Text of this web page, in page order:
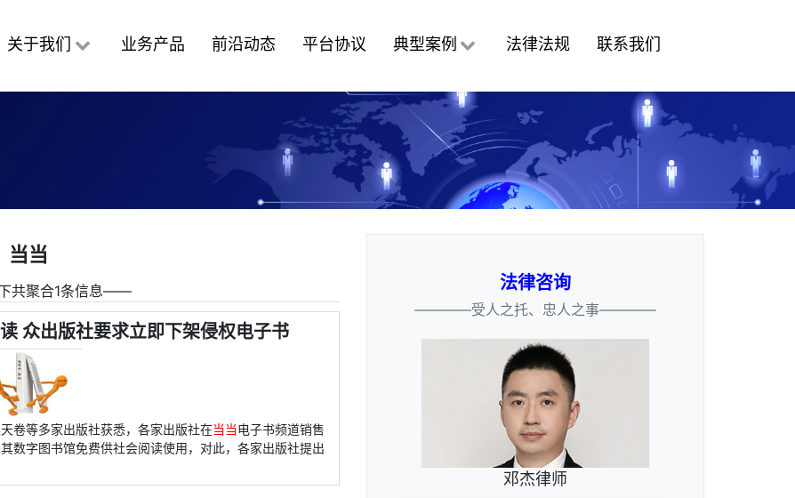
关于我们 业务产品 前沿动态 平台协议 典型案例 法律法规 联系我们
当当
共聚合1条信息――
众出版社要求立即下架侵权电子书
卷等多家出版社获悉，各家出版社在当当电子书频道销售
数字图书馆免费供社会阅读使用，对此，各家出版社提出
法律咨询
————受人之托、忠人之事————
邓杰律师